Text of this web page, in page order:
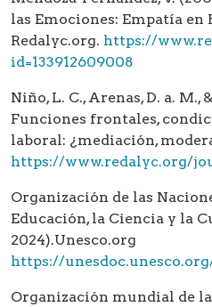
las Emociones: Empatía
Redalyc.org. https://
id=133912609008
Niño, L. C., Arenas, D. a. M.,
Funciones frontales,
laboral: ¿mediación,
https://www.redalyc.org/
Organización de las
Educación, la Ciencia y la
2024).Unesco.org
https://unesdoc.unesco.org/
Organización mundial de